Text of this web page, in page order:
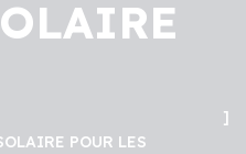
POUR LES